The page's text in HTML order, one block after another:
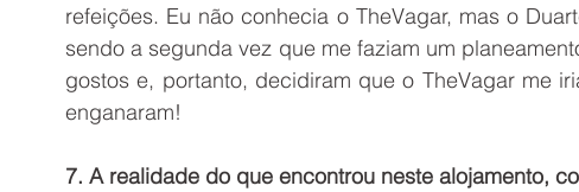
refeições. Eu não conhecia o TheVagar, mas o
sendo a segunda vez que me faziam um
gostos e, portanto, decidiram que o TheVagar me
enganaram!
7. A realidade do que encontrou neste alojamento,